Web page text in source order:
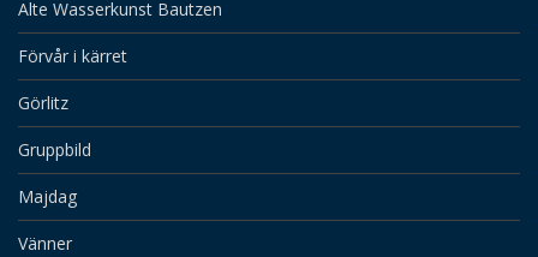
Alte Wasserkunst Bautzen
Förvår i kärret
Görlitz
Gruppbild
Majdag
Vänner